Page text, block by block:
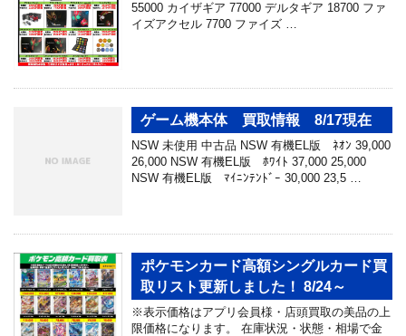
55000 カイザギア 77000 デルタギア 18700 ファ
イズアクセル 7700 ファイズ …
ゲーム機本体 買取情報 8/17現在
NSW 未使用 中古品 NSW 有機EL版 ﾈｵﾝ 39,000
26,000 NSW 有機EL版 ﾎﾜｲﾄ 37,000 25,000
NSW 有機EL版 ﾏｲﾆﾝﾃﾝﾄﾞｰ 30,000 23,5 …
ポケモンカード高額シングルカード買
取リスト更新しました！ 8/24～
※表示価格はアプリ会員様・店頭買取の美品の上
限価格になります。 在庫状況・状態・相場で金